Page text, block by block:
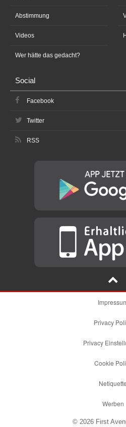
Abstimmung
Videos
Wer hätte das gedacht?
Social
Facebook
Twitter
RSS
Privacy
Privacy
Cookie
Netiquette
Werben
© 2026 First